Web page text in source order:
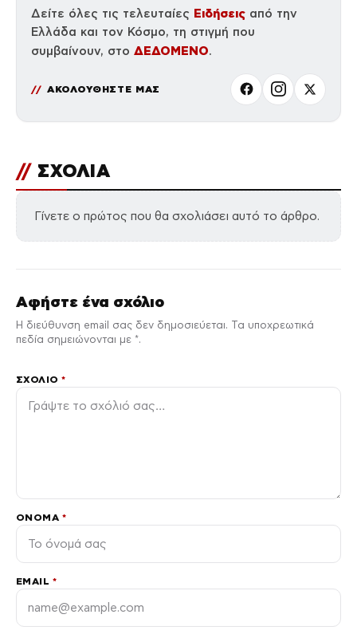
Δείτε όλες τις τελευταίες Ειδήσεις από την
Ελλάδα και τον Κόσμο, τη στιγμή που
συμβαίνουν, στο ΔΕΔΟΜΕΝΟ.
ΑΚΟΛΟΥΘΗΣΤΕ ΜΑΣ
// ΣΧΟΛΙΑ
Γίνετε ο πρώτος που θα σχολιάσει αυτό το άρθρο.
Αφήστε ένα σχόλιο
Η διεύθυνση email σας δεν δημοσιεύεται. Τα υποχρεωτικά
πεδία σημειώνονται με *.
ΣΧΌΛΙΟ*
ΌΝΟΜΑ *
EMAIL *